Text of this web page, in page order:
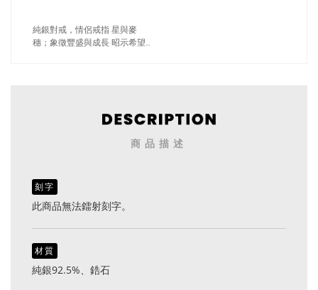
純銀對戒，情侶戒指 星與麥
穗；象徵豐盛與成長 昭示希望
商品描述
刻字
此商品無法鐳射刻字。
材質
純銀92.5%、鋯石